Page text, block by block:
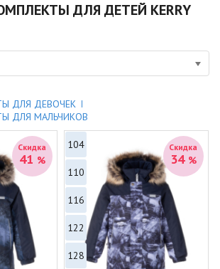
ДЛЯ ДЕТЕЙ KERRY
ДЛЯ ДЕВОЧЕК
ДЛЯ МАЛЬЧИКОВ
Скидка
41 %
Скидка
34 %
104
110
116
122
128